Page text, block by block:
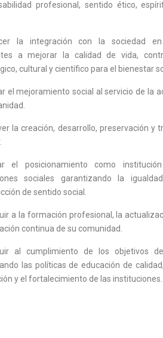
profesional, sentido ético,
la integración con la sociedad
a mejorar la calidad de vida,
cultural y científico para el bienestar
el mejoramiento social al servicio de la
la creación, desarrollo, preservación y
el posicionamiento como
sociales garantizando la
de sentido social.
a la formación profesional, la
continua de su comunidad.
al cumplimiento de los objetivos
las políticas de educación de
y el fortalecimiento de las instituciones.